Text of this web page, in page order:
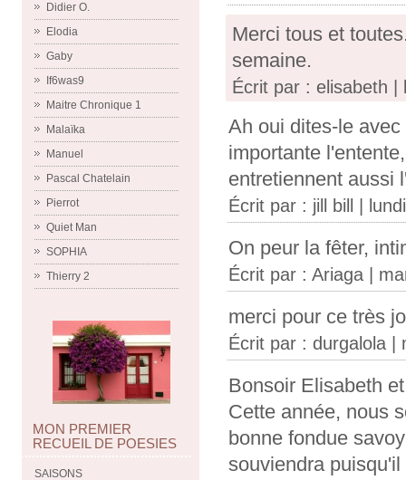
Didier O.
Elodia
Gaby
If6was9
Maitre Chronique 1
Malaïka
Manuel
Pascal Chatelain
Pierrot
Quiet Man
SOPHIA
Thierry 2
MON PREMIER
RECUEIL DE POESIES
SAISONS
Merci tous et
semaine.
Écrit par : elisabeth |
Ah oui dites-le
importante
entretiennent aussi
Écrit par : jill bill |
On peur la fêter,
Écrit par : Ariaga |
merci pour ce très
Écrit par : durgalola |
Bonsoir Elisabeth
Cette année, nous
bonne fondue
souviendra